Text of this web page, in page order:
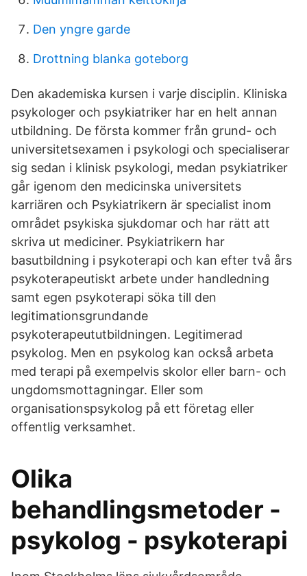
Den yngre garde
Drottning blanka goteborg
Den akademiska kursen i varje disciplin. Kliniska
psykologer och psykiatriker har en helt annan
utbildning. De första kommer från grund- och
universitetsexamen i psykologi och specialiserar
sig sedan i klinisk psykologi, medan psykiatriker
går igenom den medicinska universitets
karriären och Psykiatrikern är specialist inom
området psykiska sjukdomar och har rätt att
skriva ut mediciner. Psykiatrikern har
basutbildning i psykoterapi och kan efter två års
psykoterapeutiskt arbete under handledning
samt egen psykoterapi söka till den
legitimationsgrundande
psykoterapeututbildningen. Legitimerad
psykolog. Men en psykolog kan också arbeta
med terapi på exempelvis skolor eller barn- och
ungdomsmottagningar. Eller som
organisationspsykolog på ett företag eller
offentlig verksamhet.
Olika
behandlingsmetoder -
psykolog - psykoterapi